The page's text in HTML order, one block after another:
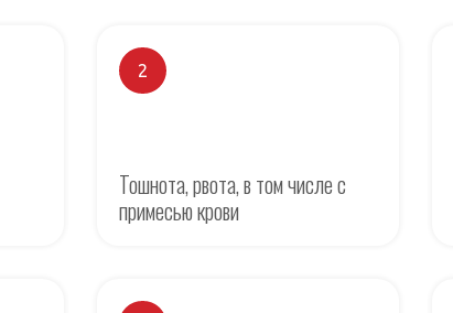
2
Тошнота, рвота, в том числе с
примесью крови